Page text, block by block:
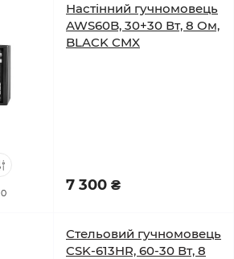
0
Настінний гучномовець
AWS60B, 30+30 Вт, 8 Ом,
BLACK CMX
7 300 ₴
Стельовий гучномовець
CSK-613HR, 60-30 Вт, 8